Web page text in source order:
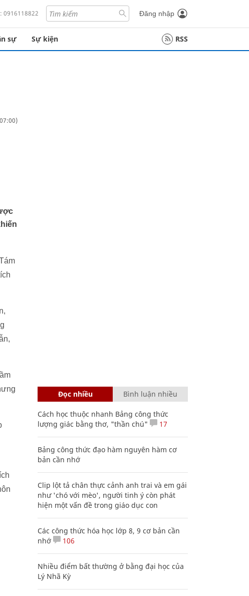
0916118822 Đăng nhập
sự Sự kiện RSS
Đọc nhiều Bình luận nhiều
Cách học thuộc nhanh Bảng công thức
lượng giác bằng thơ, "thần chú"
17
Bảng công thức đạo hàm nguyên hàm cơ
bản cần nhớ
Clip lột tả chân thực cảnh anh trai và em gái
như 'chó với mèo', người tinh ý còn phát
hiện một vấn đề trong giáo dục con
Các công thức hóa học lớp 8, 9 cơ bản cần
nhớ
106
Nhiều điểm bất thường ở bằng đại học của
Lý Nhã Kỳ